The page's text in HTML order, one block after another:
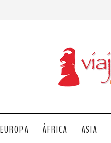
EUROPA ÁFRICA ASIA